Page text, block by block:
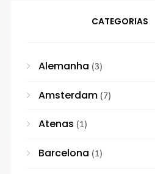
CATEGORIAS
Alemanha (3)
Amsterdam (7)
Atenas (1)
Barcelona (1)